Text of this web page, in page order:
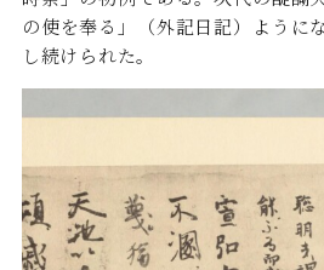
の使を奉る」（外記日記）ように
し続けられた。